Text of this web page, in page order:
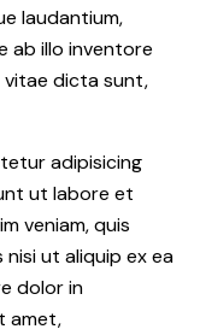
laudantium,
ab illo inventore
dicta sunt,
adipisicing
ut labore et
veniam, quis
ut aliquip ex ea
dolor in
amet,